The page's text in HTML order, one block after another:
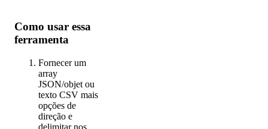
Como usar essa
ferramenta
Fornecer um
array
JSON/objet ou
texto CSV mais
opções de
direção e